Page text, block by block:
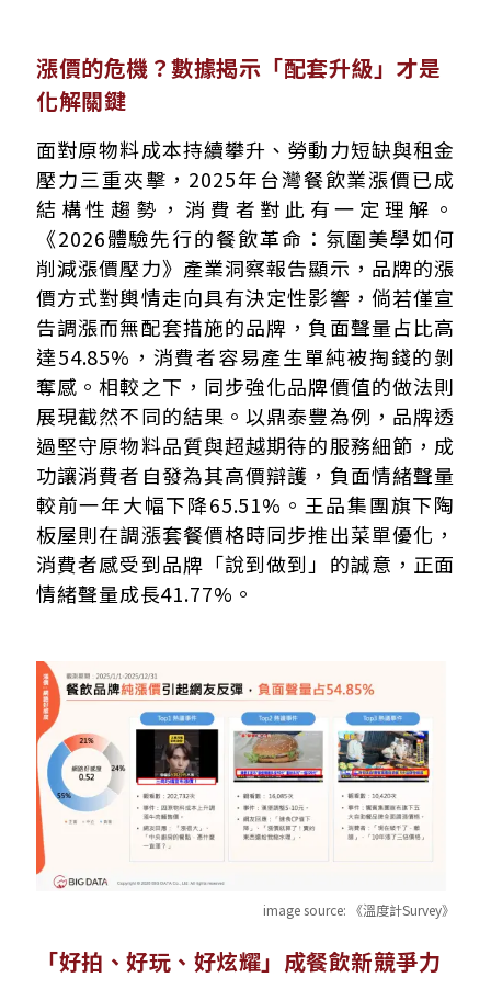
漲價的危機？數據揭示「配套升級」才是
化解關鍵
面對原物料成本持續攀升、勞動力短缺與租金
壓力三重夾擊，2025年台灣餐飲業漲價已成
結構性趨勢，消費者對此有一定理解。
《2026體驗先行的餐飲革命：氛圍美學如何
削減漲價壓力》產業洞察報告顯示，品牌的漲
價方式對輿情走向具有決定性影響，倘若僅宣
告調漲而無配套措施的品牌，負面聲量占比高
達54.85%，消費者容易產生單純被掏錢的剝
奪感。相較之下，同步強化品牌價值的做法則
展現截然不同的結果。以鼎泰豐為例，品牌透
過堅守原物料品質與超越期待的服務細節，成
功讓消費者自發為其高價辯護，負面情緒聲量
較前一年大幅下降65.51%。王品集團旗下陶
板屋則在調漲套餐價格時同步推出菜單優化，
消費者感受到品牌「說到做到」的誠意，正面
情緒聲量成長41.77%。
image source: 《溫度計Survey》
「好拍、好玩、好炫耀」成餐飲新競爭力